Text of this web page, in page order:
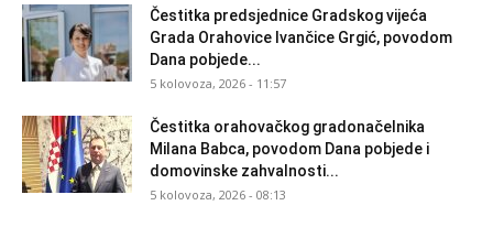
Čestitka predsjednice Gradskog vijeća
Grada Orahovice Ivančice Grgić, povodom
Dana pobjede...
5 kolovoza, 2026 - 11:57
Čestitka orahovačkog gradonačelnika
Milana Babca, povodom Dana pobjede i
domovinske zahvalnosti...
5 kolovoza, 2026 - 08:13